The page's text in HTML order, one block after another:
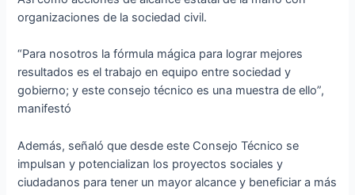
organizaciones de la sociedad civil.
“Para nosotros la fórmula mágica para lograr mejores
resultados es el trabajo en equipo entre sociedad y
gobierno; y este consejo técnico es una muestra de ello”,
manifestó
Además, señaló que desde este Consejo Técnico se
impulsan y potencializan los proyectos sociales y
ciudadanos para tener un mayor alcance y beneficiar a más